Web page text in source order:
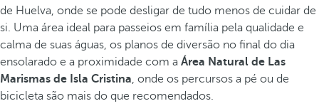
de Huelva, onde se pode desligar de tudo menos de cuidar de
si. Uma área ideal para passeios em família pela qualidade e
calma de suas águas, os planos de diversão no final do dia
ensolarado e a proximidade com a Área Natural de Las
Marismas de Isla Cristina, onde os percursos a pé ou de
bicicleta são mais do que recomendados.